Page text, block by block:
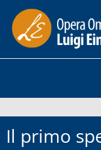
Il primo